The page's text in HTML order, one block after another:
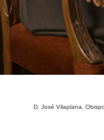
D. José Vilaplana.